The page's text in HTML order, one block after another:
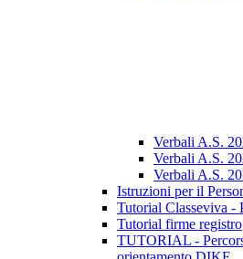
Verbali A.S.
Verbali A.S.
Verbali A.S.
Istruzioni per il
Tutorial Classeviva -
Tutorial firme registro
TUTORIAL -